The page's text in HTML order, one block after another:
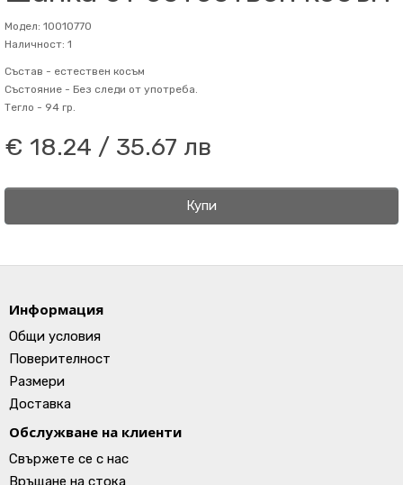
Модел: 10010770
Наличност: 1
Състав - естествен косъм
Състояние - Без следи от употреба.
Тегло - 94 гр.
€ 18.24 / 35.67 лв
Купи
Информация
Общи условия
Поверителност
Размери
Доставка
Обслужване на клиенти
Свържете се с нас
Връщане на стока